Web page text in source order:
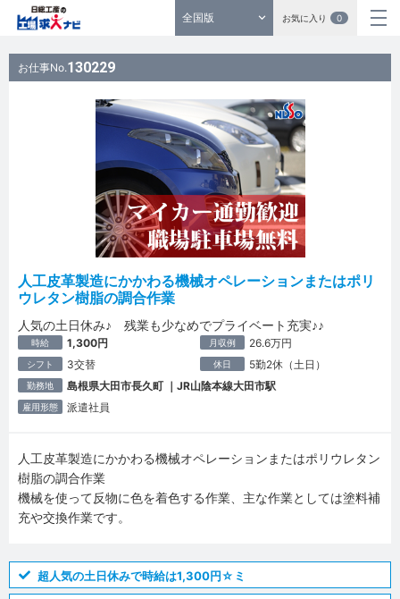
全国版 お気に入り 0
お仕事No.130229
人工皮革製造にかかわる機械オペレーションまたはポリ
ウレタン樹脂の調合作業
人気の土日休み♪ 残業も少なめでプライベート充実♪♪
時給 1,300円 月収例 26.6万円
シフト 3交替 休日 5勤2休（土日）
勤務地 島根県大田市長久町 ｜JR山陰本線大田市駅
雇用形態 派遣社員
人工皮革製造にかかわる機械オペレーションまたはポリウレタン
樹脂の調合作業
機械を使って反物に色を着色する作業、主な作業としては塗料補
充や交換作業です。
超人気の土日休みで時給は1,300円☆ミ